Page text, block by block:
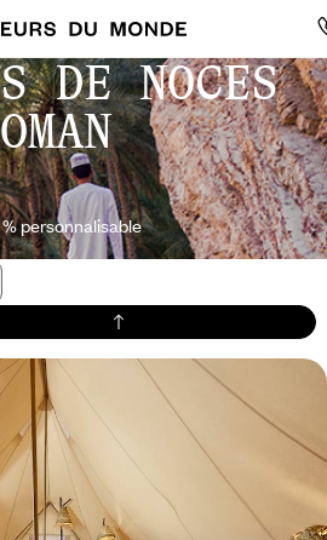
DE NOCES
OMAN
personnalisable
- Hôtels à part et nuits dans
la diversité des paysages omanais, de la